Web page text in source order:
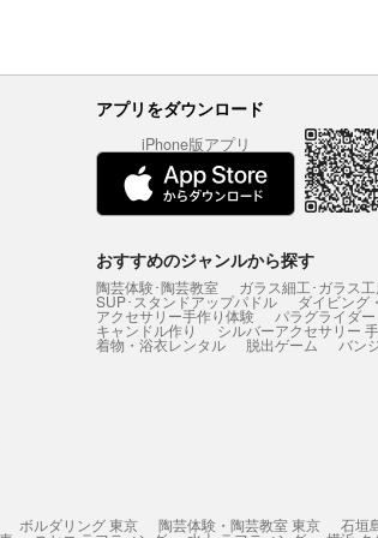
アプリをダウンロード
iPhone版アプリ
おすすめのジャンルから探す
陶芸体験･陶芸教室 ガラス細工･ガラス
SUP･スタンドアップパドル ダイビング
アクセサリー手作り体験 パラグライダー
キャンドル作り シルバーアクセサリー
着物・浴衣レンタル 脱出ゲーム バン
ボルダリング 東京 陶芸体験・陶芸教室 東京 石垣